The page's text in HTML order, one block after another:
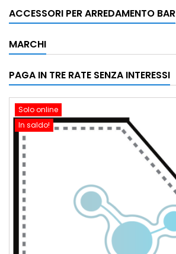
ACCESSORI PER ARREDAMENTO BAR
MARCHI
PAGA IN TRE RATE SENZA INTERESSI
Solo online
In saldo!